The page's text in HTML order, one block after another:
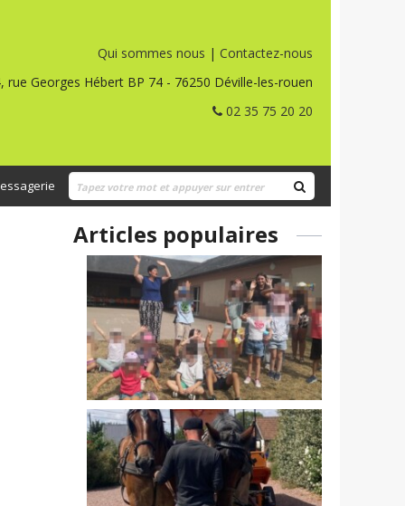
Qui sommes nous | Contactez-nous
rue Georges Hébert BP 74 - 76250 Déville-les-rouen
02 35 75 20 20
Articles populaires